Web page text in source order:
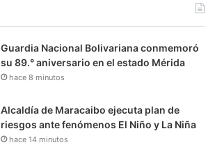
Guardia Nacional Bolivariana conmemoró
su 89.° aniversario en el estado Mérida
hace 8 minutos
Alcaldía de Maracaibo ejecuta plan de
riesgos ante fenómenos El Niño y La Niña
hace 14 minutos